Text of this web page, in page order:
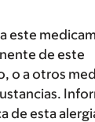
este
de este
o a otros
de esta